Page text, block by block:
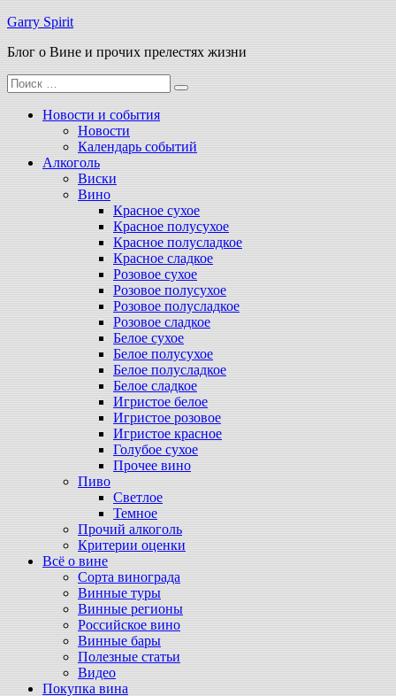
Перейти
содержимому
Garry Spirit
Блог о Вине и прочих прелестях жизни
Поиск
для:
Новости и события
Новости
Календарь событий
Алкоголь
Виски
Вино
Красное сухое
Красное полусухое
Красное полусладкое
Красное сладкое
Розовое сухое
Розовое полусухое
Розовое полусладкое
Розовое сладкое
Белое сухое
Белое полусухое
Белое полусладкое
Белое сладкое
Игристое белое
Игристое розовое
Игристое красное
Голубое сухое
Прочее вино
Пиво
Светлое
Темное
Прочий алкоголь
Критерии оценки
Всё о вине
Сорта винограда
Винные туры
Винные регионы
Российское вино
Винные бары
Полезные статьи
Видео
Покупка вина